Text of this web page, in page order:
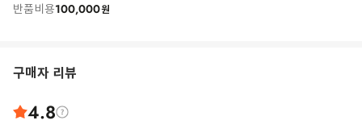
반품비용100,000원
구매자 리뷰
4.8